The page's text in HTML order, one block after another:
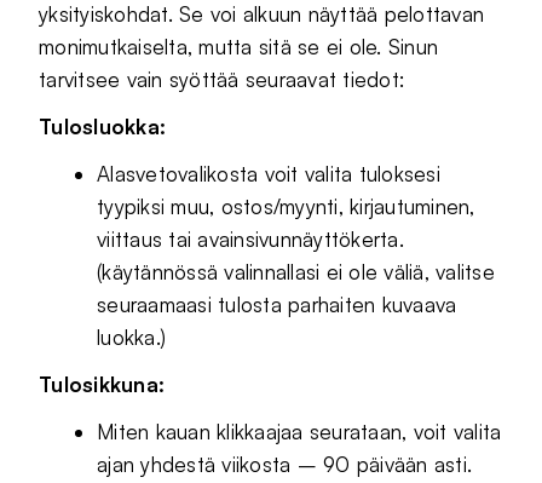
yksityiskohdat. Se voi alkuun näyttää pelottavan
monimutkaiselta, mutta sitä se ei ole. Sinun
tarvitsee vain syöttää seuraavat tiedot:
Tulosluokka:
Alasvetovalikosta voit valita tuloksesi
tyypiksi muu, ostos/myynti, kirjautuminen,
viittaus tai avainsivunnäyttökerta.
(käytännössä valinnallasi ei ole väliä, valitse
seuraamaasi tulosta parhaiten kuvaava
luokka.)
Tulosikkuna:
Miten kauan klikkaajaa seurataan, voit valita
ajan yhdestä viikosta – 90 päivään asti.